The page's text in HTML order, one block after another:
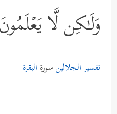
وَلَـٰكِن لَّا یَعۡلَمُونَ
تفسير الجلالينسورة البقرة